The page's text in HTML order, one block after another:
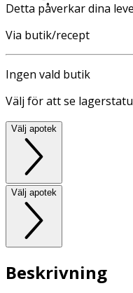
Detta påverkar dina
Via butik/recept
Ingen vald butik
Välj för att se
Välj apotek
Välj apotek
Beskrivning